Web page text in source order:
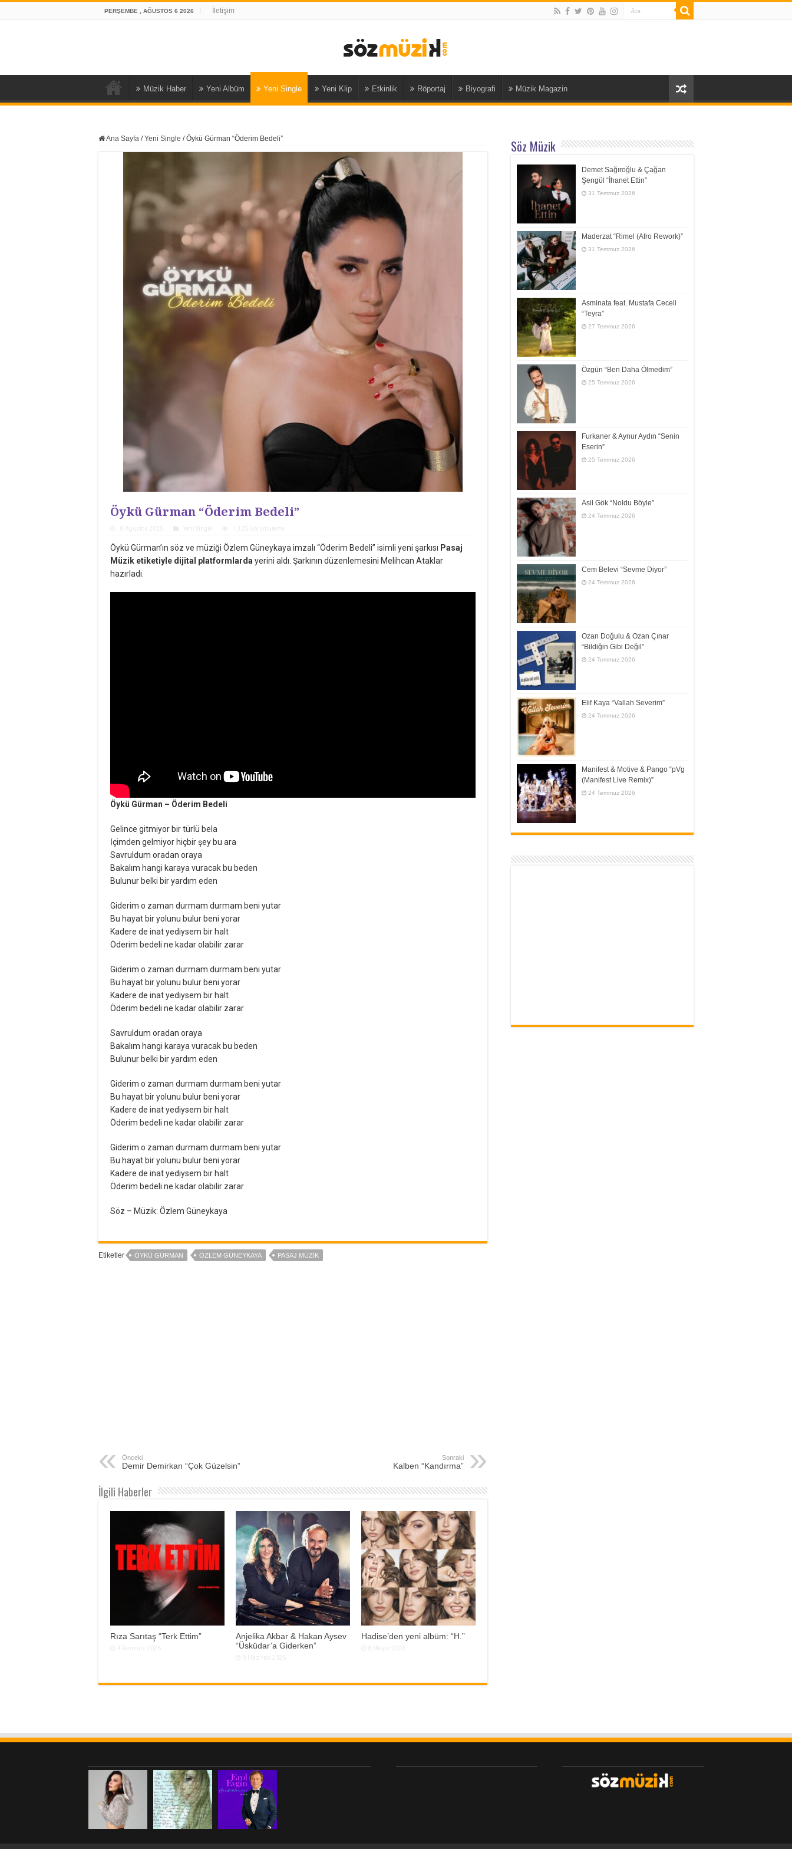
PERŞEMBE , AĞUSTOS 6 2026 İletişim
Müzik Haber Yeni Albüm Yeni Single Yeni Klip Etkinlik Röportaj Biyografi Müzik Magazin
Ana Sayfa / Yeni Single / Öykü Gürman “Öderim Bedeli”
Öykü Gürman “Öderim Bedeli”
Öykü Gürman’ın söz ve müziği Özlem Güneykaya imzalı “Öderim Bedeli” isimli yeni şarkısı Pasaj
Müzik etiketiyle dijital platformlarda yerini aldı. Şarkının düzenlemesini Melihcan Ataklar
hazırladı.
Öykü Gürman – Öderim Bedeli
Gelince gitmiyor bir türlü bela
İçimden gelmiyor hiçbir şey bu ara
Savruldum oradan oraya
Bakalım hangi karaya vuracak bu beden
Bulunur belki bir yardım eden
Giderim o zaman durmam durmam beni yutar
Bu hayat bir yolunu bulur beni yorar
Kadere de inat yediysem bir halt
Öderim bedeli ne kadar olabilir zarar
Giderim o zaman durmam durmam beni yutar
Bu hayat bir yolunu bulur beni yorar
Kadere de inat yediysem bir halt
Öderim bedeli ne kadar olabilir zarar
Savruldum oradan oraya
Bakalım hangi karaya vuracak bu beden
Bulunur belki bir yardım eden
Giderim o zaman durmam durmam beni yutar
Bu hayat bir yolunu bulur beni yorar
Kadere de inat yediysem bir halt
Öderim bedeli ne kadar olabilir zarar
Giderim o zaman durmam durmam beni yutar
Bu hayat bir yolunu bulur beni yorar
Kadere de inat yediysem bir halt
Öderim bedeli ne kadar olabilir zarar
Söz – Müzik: Özlem Güneykaya
Etiketler ÖYKÜ GÜRMAN ÖZLEM GÜNEYKAYA PASAJ MÜZIK
Önceki
Demir Demirkan “Çok Güzelsin”
Sonraki
Kalben “Kandırma”
İlgili Haberler
Rıza Sarıtaş “Terk Ettim”
Anjelika Akbar & Hakan Aysev
“Üsküdar’a Giderken”
Hadise’den yeni albüm: “H.”
Söz Müzik
Demet Sağıroğlu & Çağan
Şengül “İhanet Ettin”
31 Temmuz 2026
Maderzat “Rimel (Afro Rework)”
31 Temmuz 2026
Asminata feat. Mustafa Ceceli
“Teyra”
27 Temmuz 2026
Özgün “Ben Daha Ölmedim”
25 Temmuz 2026
Furkaner & Aynur Aydın “Senin
Eserin”
25 Temmuz 2026
Asil Gök “Noldu Böyle”
24 Temmuz 2026
Cem Belevi “Sevme Diyor”
24 Temmuz 2026
Ozan Doğulu & Ozan Çınar
“Bildiğin Gibi Değil”
24 Temmuz 2026
Elif Kaya “Vallah Severim”
24 Temmuz 2026
Manifest & Motive & Pango “pVg
(Manifest Live Remix)”
24 Temmuz 2026